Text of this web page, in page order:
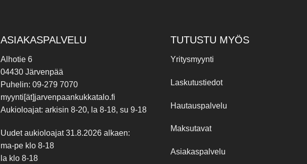
ASIAKASPALVELU
Alhotie 6
04430 Järvenpää
Puhelin: 09-279 7070
myynti[ät]jarvenpaankukkatalo.fi
Aukioloajat: arkisin 8-20, la 8-18, su 9-18
Uudet aukioloajat 31.8.2026 alkaen:
ma-pe klo 8-18
la klo 8-18
TUTUSTU MYÖS
Yritysmyynti
Laskutustiedot
Hautauspalvelu
Maksutavat
Asiakaspalvelu